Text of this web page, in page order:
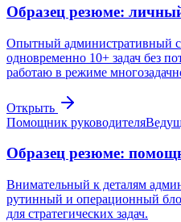
Образец резюме:
Опытный административный
одновременно 10+ задач без
работаю в режиме
Открыть
Помощник руководителя
Образец резюме:
Внимательный к деталям
рутинный и операционный
для стратегических задач.